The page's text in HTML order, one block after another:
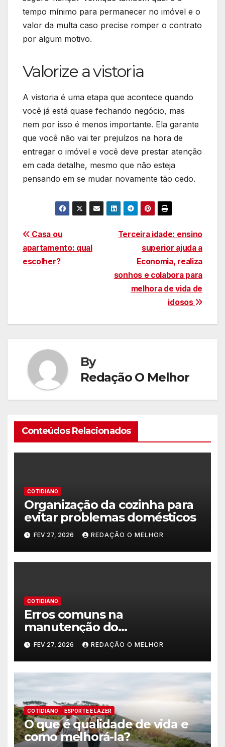
tempo mínimo para permanecer no imóvel e o
valor da multa caso precise romper o contrato
por algum motivo.
Valorize a vistoria
A vistoria é uma etapa que acontece quando
você já está quase fechando negócio, mas
nem por isso é menos importante. Ela garante
que você não vai ter prejuízos na hora de
entregar o imóvel e você deve prestar atenção
em cada detalhe, mesmo que não esteja
pensando em se mudar novamente tão cedo.
Navegação
de
Terceira idade: ensino
superior ajuda a
Economia, realiza
sonhos e colabora para
melhora de vida de
idosos
Casa ou
apartamento: qual
escolher?
By
Redação O Melhor
Conteúdos Relacionados
COTIDIANO
Organização da cozinha para
evitar problemas domésticos
FEV 27, 2026 REDAÇÃO O MELHOR
COTIDIANO
Erros comuns na
manutenção do
encanamento residencial
FEV 27, 2026 REDAÇÃO O MELHOR
COTIDIANO ESPORTE E LAZER
O que é qualidade de vida e
como melhorá-la?